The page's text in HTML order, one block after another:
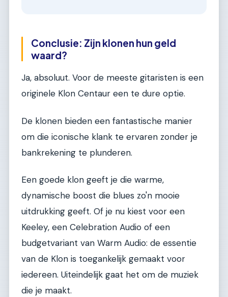
Conclusie: Zijn klonen hun geld
waard?
Ja, absoluut. Voor de meeste gitaristen is een
originele Klon Centaur een te dure optie.
De klonen bieden een fantastische manier
om die iconische klank te ervaren zonder je
bankrekening te plunderen.
Een goede klon geeft je die warme,
dynamische boost die blues zo'n mooie
uitdrukking geeft. Of je nu kiest voor een
Keeley, een Celebration Audio of een
budgetvariant van Warm Audio: de essentie
van de Klon is toegankelijk gemaakt voor
iedereen. Uiteindelijk gaat het om de muziek
die je maakt.